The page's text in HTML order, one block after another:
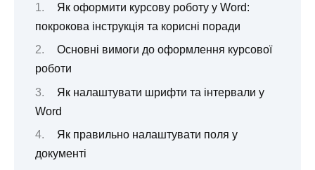
Як оформити курсову роботу у Word:
покрокова інструкція та корисні поради
Основні вимоги до оформлення курсової
роботи
Як налаштувати шрифти та інтервали у
Word
Як правильно налаштувати поля у
документі